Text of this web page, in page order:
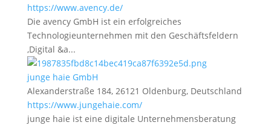
https://www.avency.de/
Die avency GmbH ist ein erfolgreiches
Technologieunternehmen mit den Geschäftsfeldern
‚Digital &a...
junge haie GmbH
Alexanderstraße 184, 26121 Oldenburg, Deutschland
https://www.jungehaie.com/
junge haie ist eine digitale Unternehmensberatung